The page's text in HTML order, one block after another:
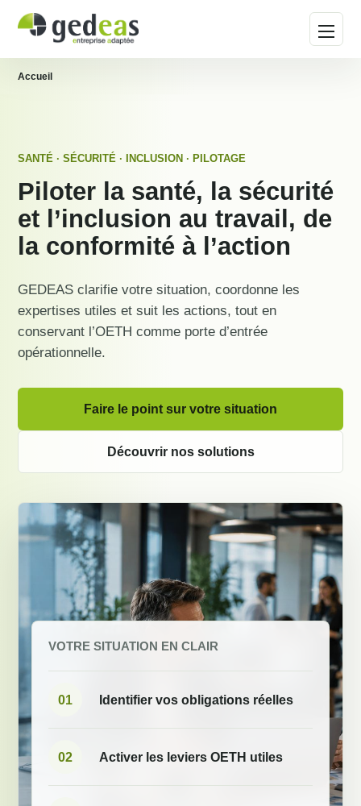
Ouvrir
Accueil
SANTÉ · SÉCURITÉ · INCLUSION · PILOTAGE
Piloter la santé, la sécurité
et l’inclusion au travail, de
la conformité à l’action
GEDEAS clarifie votre situation, coordonne les
expertises utiles et suit les actions, tout en
conservant l’OETH comme porte d’entrée
opérationnelle.
Faire le point sur votre situation
Découvrir nos solutions
VOTRE SITUATION EN CLAIR
01 Identifier vos obligations réelles
02 Activer les leviers OETH utiles